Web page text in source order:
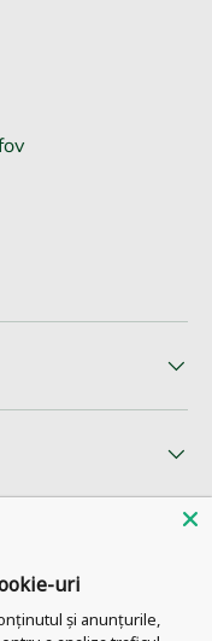
uri
și anunțurile,